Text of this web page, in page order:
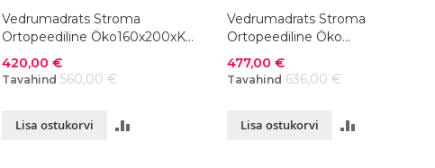
Vedrumadrats Stroma
Ortopeediline Öko160x200xK23
cm
Soodushind
420,00 €
Tavahind 560,00 €
Lisa ostukorvi
Vedrumadrats Stroma
Ortopeediline Öko
180x200xK23 cm
Soodushind
477,00 €
Tavahind 636,00 €
Lisa ostukorvi